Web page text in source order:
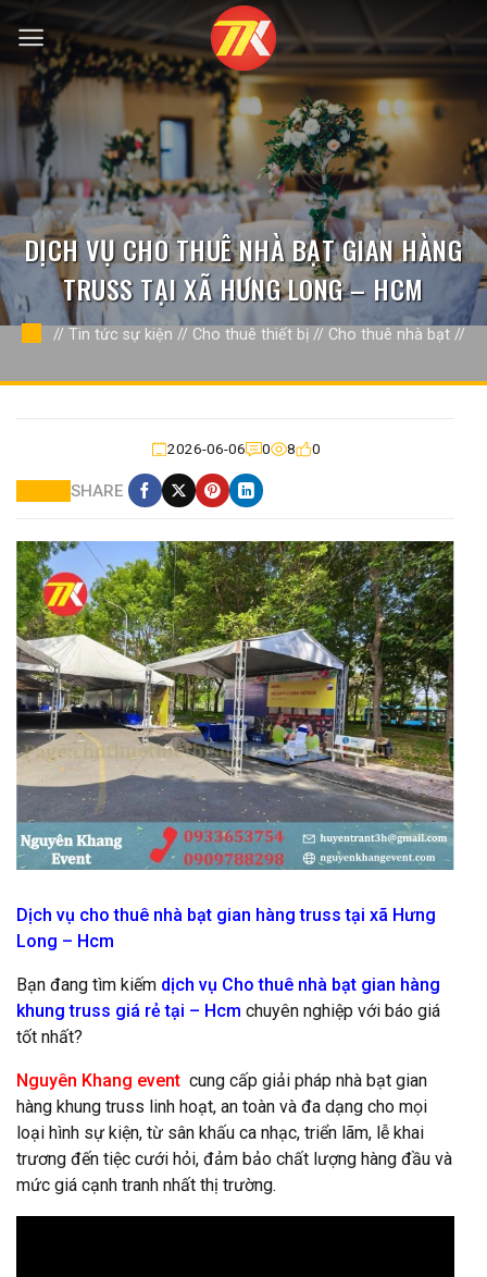
qua
nội
dung
DỊCH VỤ CHO THUÊ NHÀ BẠT GIAN HÀNG
TRUSS TẠI XÃ HƯNG LONG – HCM
// Tin tức sự kiện // Cho thuê thiết bị // Cho thuê nhà bạt //
2026-06-06 0 8 0
SHARE
Dịch vụ cho thuê nhà bạt gian hàng truss tại xã Hưng
Long – Hcm
Bạn đang tìm kiếm dịch vụ Cho thuê nhà bạt gian hàng
khung truss giá rẻ tại – Hcm chuyên nghiệp với báo giá
tốt nhất?
Nguyên Khang event cung cấp giải pháp nhà bạt gian
hàng khung truss linh hoạt, an toàn và đa dạng cho mọi
loại hình sự kiện, từ sân khấu ca nhạc, triển lãm, lễ khai
trương đến tiệc cưới hỏi, đảm bảo chất lượng hàng đầu và
mức giá cạnh tranh nhất thị trường.